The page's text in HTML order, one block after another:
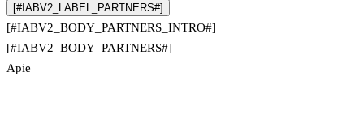
[#IABV2_LABEL_PARTNERS#]
[#IABV2_BODY_PARTNERS_INTRO#]
[#IABV2_BODY_PARTNERS#]
Apie